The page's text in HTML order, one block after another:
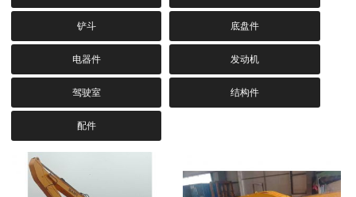
铲斗 底盘件
电器件 发动机
驾驶室 结构件
配件